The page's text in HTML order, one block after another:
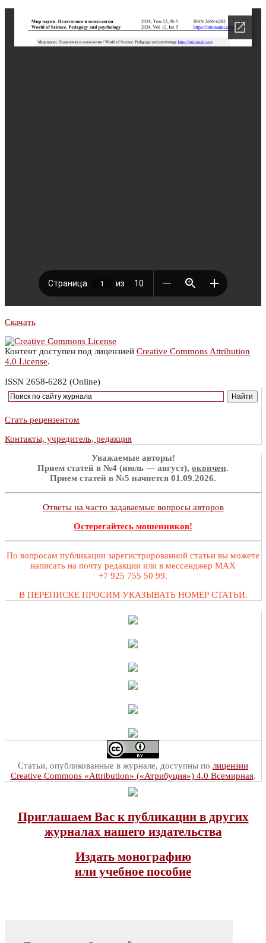
Скачать
Контент доступен под лицензией Creative Commons Attribution
4.0 License.
ISSN 2658-6282 (Online)
Стать рецензентом
Контакты, учредитель, редакция
Уважаемые авторы!
Прием статей в №4 (июль — август), окончен.
Прием статей в №5 начнется 01.09.2026.
Ответы на часто задаваемые вопросы авторов
Остерегайтесь мошенников!
По вопросам публикации зарегистрированной статьи вы можете
написать на почту редакции или в мессенджер MAX
+7 925 755 50 99.
В ПЕРЕПИСКЕ ПРОСИМ УКАЗЫВАТЬ НОМЕР СТАТЬИ.
Статьи, опубликованные в журнале, доступны по лицензии
Creative Commons «Attribution» («Атрибуция») 4.0 Всемирная.
Приглашаем Вас к публикации в других
журналах нашего издательства
Издать монографию
или учебное пособие